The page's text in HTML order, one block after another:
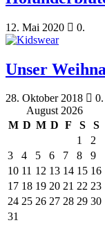
12. Mai 2020 0.
Unser
28. Oktober 2018
0.
August 2026
M D M D F S
S
1
2
3
4 5 6 7 8
9
10 11 12 13 14 15 16
17 18 19 20 21 22 23
24 25 26 27 28 29 30
31